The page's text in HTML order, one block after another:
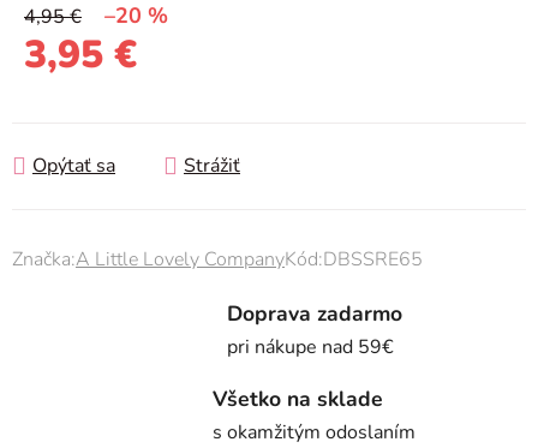
4,95 € –20 %
3,95 €
Opýtať sa Strážiť
Značka:A Little Lovely CompanyKód:DBSSRE65
Doprava zadarmo
pri nákupe nad 59€
Všetko na sklade
s okamžitým odoslaním